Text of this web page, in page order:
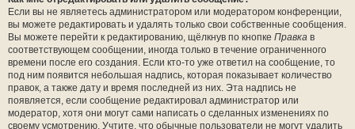
Если вы не являетесь администратором или модератором конференции,
вы можете редактировать и удалять только свои собственные сообщения.
Вы можете перейти к редактированию, щёлкнув по кнопке Правка в
соответствующем сообщении, иногда только в течение ограниченного
времени после его создания. Если кто-то уже ответил на сообщение, то
под ним появится небольшая надпись, которая показывает количество
правок, а также дату и время последней из них. Эта надпись не
появляется, если сообщение редактировал администратор или
модератор, хотя они могут сами написать о сделанных изменениях по
своему усмотрению. Учтите, что обычные пользователи не могут удалить